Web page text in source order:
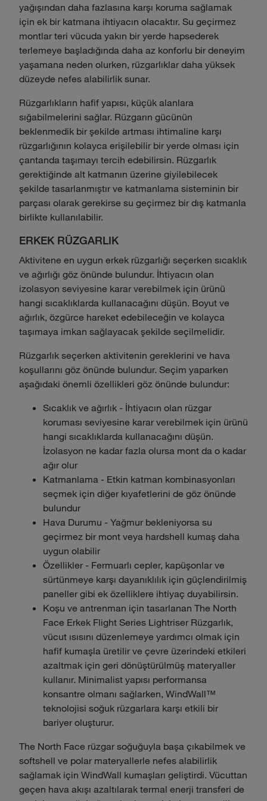
yağışından daha fazlasına karşı koruma sağlamak
için ek bir katmana ihtiyacın olacaktır. Su geçirmez
montlar teri vücuda yakın bir yerde hapsederek
terlemeye başladığında daha az konforlu bir deneyim
yaşamana neden olurken, rüzgarlıklar daha yüksek
düzeyde nefes alabilirlik sunar.
Rüzgarlıkların hafif yapısı, küçük alanlara
sığabilmelerini sağlar. Rüzgarın gücünün
beklenmedik bir şekilde artması ihtimaline karşı
rüzgarlığının kolayca erişilebilir bir yerde olması için
çantanda taşımayı tercih edebilirsin. Rüzgarlık
gerektiğinde alt katmanın üzerine giyilebilecek
şekilde tasarlanmıştır ve katmanlama sisteminin bir
parçası olarak gerekirse su geçirmez bir dış katmanla
birlikte kullanılabilir.
ERKEK RÜZGARLIK
Aktivitene en uygun erkek rüzgarlığı seçerken sıcaklık
ve ağırlığı göz önünde bulundur. İhtiyacın olan
izolasyon seviyesine karar verebilmek için ürünü
hangi sıcaklıklarda kullanacağını düşün. Boyut ve
ağırlık, özgürce hareket edebileceğin ve kolayca
taşımaya imkan sağlayacak şekilde seçilmelidir.
Rüzgarlık seçerken aktivitenin gereklerini ve hava
koşullarını göz önünde bulundur. Seçim yaparken
aşağıdaki önemli özellikleri göz önünde bulundur:
Sıcaklık ve ağırlık - İhtiyacın olan rüzgar
koruması seviyesine karar verebilmek için ürünü
hangi sıcaklıklarda kullanacağını düşün.
İzolasyon ne kadar fazla olursa mont da o kadar
ağır olur
Katmanlama - Etkin katman kombinasyonları
seçmek için diğer kıyafetlerini de göz önünde
bulundur
Hava Durumu - Yağmur bekleniyorsa su
geçirmez bir mont veya hardshell kumaş daha
uygun olabilir
Özellikler - Fermuarlı cepler, kapüşonlar ve
sürtünmeye karşı dayanıklılık için güçlendirilmiş
paneller gibi ek özelliklere ihtiyaç duyabilirsin.
Koşu ve antrenman için tasarlanan The North
Face Erkek Flight Series Lightriser Rüzgarlık,
vücut ısısını düzenlemeye yardımcı olmak için
hafif kumaşla üretilir ve çevre üzerindeki etkileri
azaltmak için geri dönüştürülmüş materyaller
kullanır. Minimalist yapısı performansa
konsantre olmanı sağlarken, WindWall™
teknolojisi soğuk rüzgarlara karşı etkili bir
bariyer oluşturur.
The North Face rüzgar soğuğuyla başa çıkabilmek ve
softshell ve polar materyallerle nefes alabilirlik
sağlamak için WindWall kumaşları geliştirdi. Vücuttan
geçen hava akışı azaltılarak termal enerji transferi de